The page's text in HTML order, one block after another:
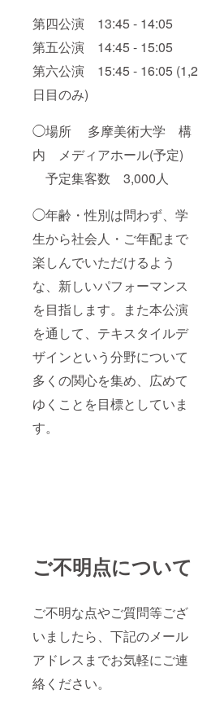
第四公演 13:45 - 14:05
第五公演 14:45 - 15:05
第六公演 15:45 - 16:05 (1,2
日目のみ)
◯場所 多摩美術大学 構
内 メディアホール(予定)
予定集客数 3,000人
◯年齢・性別は問わず、学
生から社会人・ご年配まで
楽しんでいただけるよう
な、新しいパフォーマンス
を目指します。また本公演
を通して、テキスタイルデ
ザインという分野について
多くの関心を集め、広めて
ゆくことを目標としていま
す。
ご不明点について
ご不明な点やご質問等ござ
いましたら、下記のメール
アドレスまでお気軽にご連
絡ください。